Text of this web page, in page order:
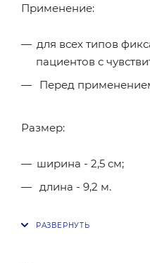
Применение:
для всех типов
пациентов с
Перед
Размер:
ширина - 2,5 см;
длина - 9,2 м.